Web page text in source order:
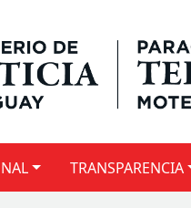
TRANSPARENCIA